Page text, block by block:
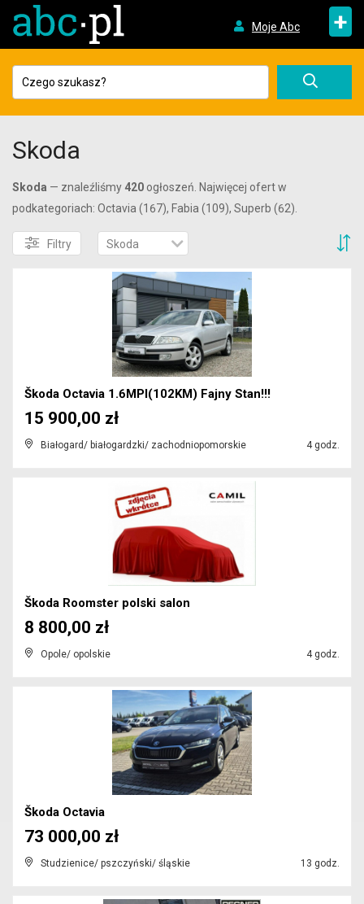
Moje Abc +
Skoda
Skoda — znaleźliśmy 420 ogłoszeń. Najwięcej ofert w
podkategoriach: Octavia (167), Fabia (109), Superb (62).
Filtry Skoda
Škoda Octavia 1.6MPI(102KM) Fajny Stan!!!
Białogard/ białogardzki/ zachodniopomorskie 4 godz.
15 900,00 zł
Škoda Roomster polski salon
Opole/ opolskie 4 godz.
8 800,00 zł
Škoda Octavia
Studzienice/ pszczyński/ śląskie 13 godz.
73 000,00 zł